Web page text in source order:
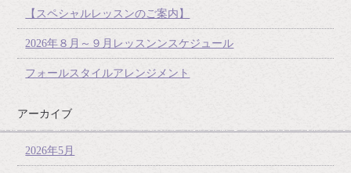
【スペシャルレッスンのご案内】
2026年８月～９月レッスンンスケジュール
フォールスタイルアレンジメント
アーカイブ
2026年5月